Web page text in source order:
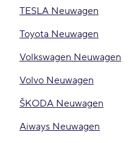
TESLA Neuwagen
Toyota Neuwagen
Volkswagen Neuwagen
Volvo Neuwagen
ŠKODA Neuwagen
Aiways Neuwagen